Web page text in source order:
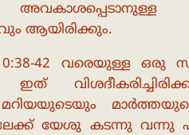
ആയിരിക്കും.
42 വരെയുള്ള ഒരു
യേശു കടന്നു വന്നു